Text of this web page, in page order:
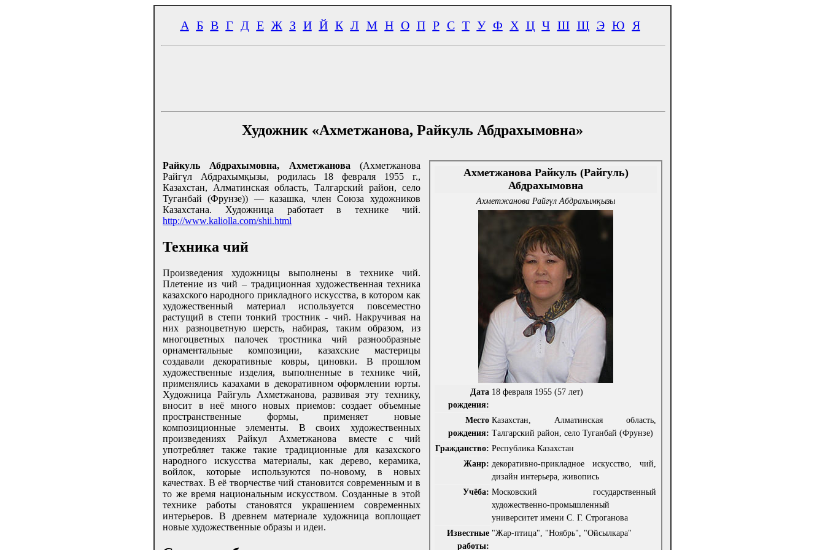
А Б В Г Д Е Ж З И Й К Л М Н О П Р С Т У Ф Х Ц Ч Ш Щ Э Ю Я
Художник «Ахметжанова, Райкуль Абдрахымовна»
Ахметжанова Райкуль (Райгуль)
Абдрахымовна
Ахметжанова Райгүл Абдрахымқызы
Дата
рождения:
18 февраля 1955 (57 лет)
Место
рождения:
Казахстан, Алматинская область,
Талгарский район, село Туганбай (Фрунзе)
Гражданство: Республика Казахстан
Жанр: декоративно-прикладное искусство, чий,
дизайн интерьера, живопись
Учёба: Московский государственный
художественно-промышленный
университет имени С. Г. Строганова
Известные
работы:
"Жар-птица", "Ноябрь", "Ойсылкара"
Райкуль Абдрахымовна, Ахметжанова (Ахметжанова
Райгүл Абдрахымқызы, родилась 18 февраля 1955 г.,
Казахстан, Алматинская область, Талгарский район, село
Туганбай (Фрунзе)) — казашка, член Союза художников
Казахстана. Художница работает в технике чий.
http://www.kaliolla.com/shii.html
Техника чий
Произведения художницы выполнены в технике чий.
Плетение из чий – традиционная художественная техника
казахского народного прикладного искусства, в котором как
художественный материал используется повсеместно
растущий в степи тонкий тростник - чий. Накручивая на
них разноцветную шерсть, набирая, таким образом, из
многоцветных палочек тростника чий разнообразные
орнаментальные композиции, казахские мастерицы
создавали декоративные ковры, циновки. В прошлом
художественные изделия, выполненные в технике чий,
применялись казахами в декоративном оформлении юрты.
Художница Райгуль Ахметжанова, развивая эту технику,
вносит в неё много новых приемов: создает объемные
пространственные формы, применяет новые
композиционные элементы. В своих художественных
произведениях Райкул Ахметжанова вместе с чий
употребляет также такие традиционные для казахского
народного искусства материалы, как дерево, керамика,
войлок, которые используются по-новому, в новых
качествах. В её творчестве чий становится современным и в
то же время национальным искусством. Созданные в этой
технике работы становятся украшением современных
интерьеров. В древнем материале художница воплощает
новые художественные образы и идеи.